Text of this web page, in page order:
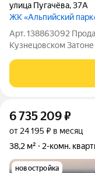
улица Пугачёва,37А
ЖК «Альпийский
Арт. 138863092
Кузнецовском Затоне для современных активных людей!
2016 года
(внутренние стены),
6 735 209₽
от 24 195 ₽ в месяц
38,2 м²
2-комн.
новостройка